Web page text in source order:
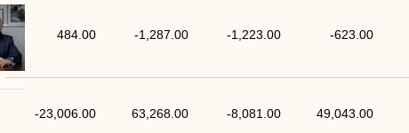
-623.00
-1,223.00
-1,287.00
484.00
49,043.00
-8,081.00
63,268.00
-23,006.00